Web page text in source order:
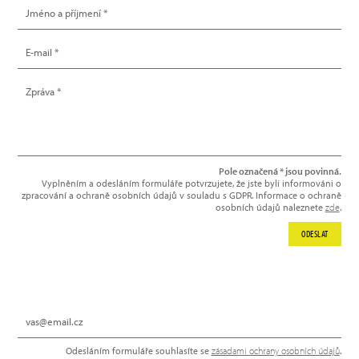
Odesláním formuláře souhlasíte se zásadami ochrany osobních údajů.
Pole označená * jsou povinná.
Vyplněním a odesláním formuláře potvrzujete, že jste byli informováni o
zpracování a ochraně osobních údajů v souladu s GDPR. Informace o ochraně
osobních údajů naleznete zde.
ODESLAT